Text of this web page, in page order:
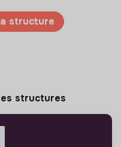
structure
structures